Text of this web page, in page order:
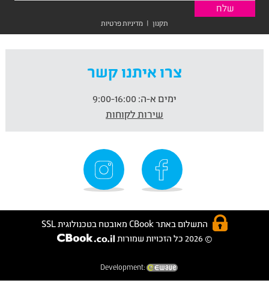
תקנון | מדיניות פרטיות
צרו איתנו קשר
ימים א-ה:
שירות לקוחות
התשלום באתר CBook מאובטח בטכנולוגית SSL
© 2026 כל הזכויות שמורות
Development: